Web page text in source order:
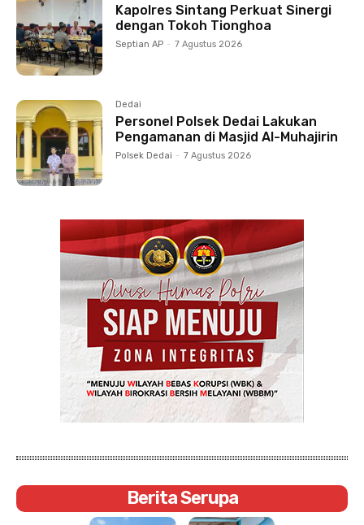
Kapolres Sintang Perkuat Sinergi
dengan Tokoh Tionghoa
Septian AP - 7 Agustus 2026
Dedai
Personel Polsek Dedai Lakukan
Pengamanan di Masjid Al-Muhajirin
Polsek Dedai - 7 Agustus 2026
Berita Serupa